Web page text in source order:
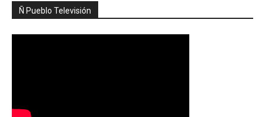
Ñ Pueblo Televisión